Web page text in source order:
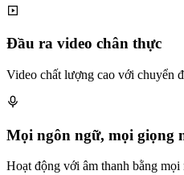
Đầu ra video chân thực
Video chất lượng cao với chuyển
Mọi ngôn ngữ, mọi giọng
Hoạt động với âm thanh bằng